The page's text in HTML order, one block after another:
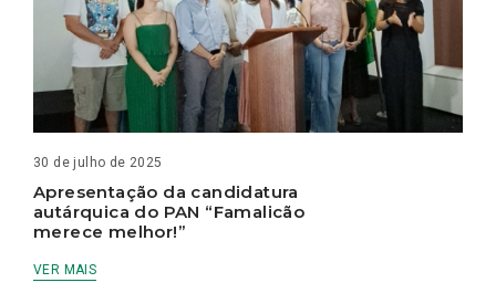
30 de julho de 2025
Apresentação da candidatura
autárquica do PAN “Famalicão
merece melhor!”
VER MAIS